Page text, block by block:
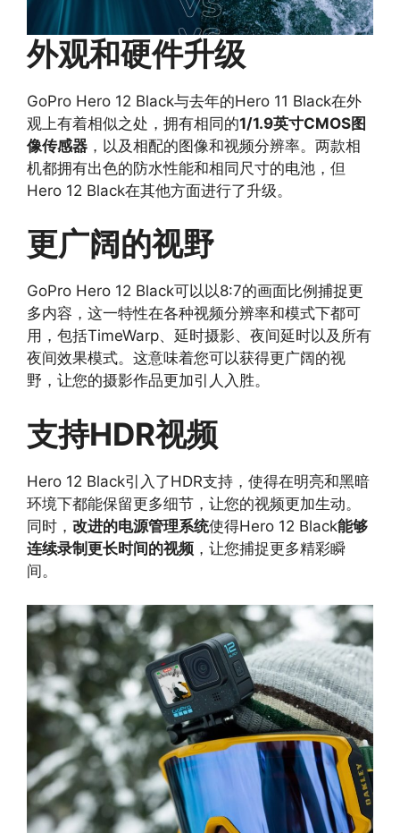
外观和硬件升级
GoPro Hero 12 Black与去年的Hero 11 Black在外
观上有着相似之处，拥有相同的1/1.9英寸CMOS图
像传感器 ，以及相配的图像和视频分辨率。两款相
机都拥有出色的防水性能和相同尺寸的电池，但
Hero 12 Black在其他方面进行了升级。
更广阔的视野
GoPro Hero 12 Black可以以8:7的画面比例捕捉更
多内容，这一特性在各种视频分辨率和模式下都可
用，包括TimeWarp、延时摄影、夜间延时以及所有
夜间效果模式。这意味着您可以获得更广阔的视
野，让您的摄影作品更加引人入胜。
支持HDR视频
Hero 12 Black引入了HDR支持，使得在明亮和黑暗
环境下都能保留更多细节，让您的视频更加生动。
同时， 改进的电源管理系统使得Hero 12 Black能够
连续录制更长时间的视频 ，让您捕捉更多精彩瞬
间。